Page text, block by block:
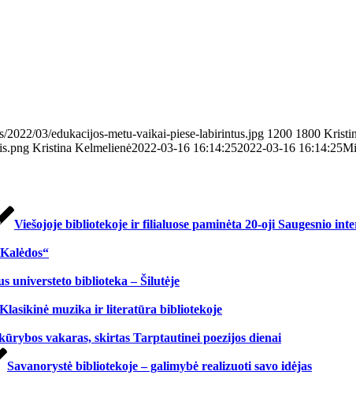
03/edukacijos-metu-vaikai-piese-labirintus.jpg 1200 1800
Kristina Kelmelienė2022-03-16 16:14:252022-03-16 16:14:25
Viešojoje bibliotekoje ir filialuose paminėta 20-oji Saugesnio
universteto biblioteka – Šilutėje
Klasikinė muzika ir literatūra bibliotekoje
vakaras, skirtas Tarptautinei poezijos dienai
Savanorystė bibliotekoje – galimybė realizuoti savo idėjas